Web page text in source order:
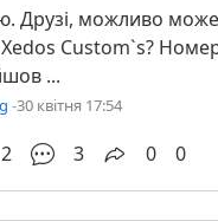
Друзі, можливо
Custom`s? Номер
...
-30 квітня 17:54
2 3 0 0